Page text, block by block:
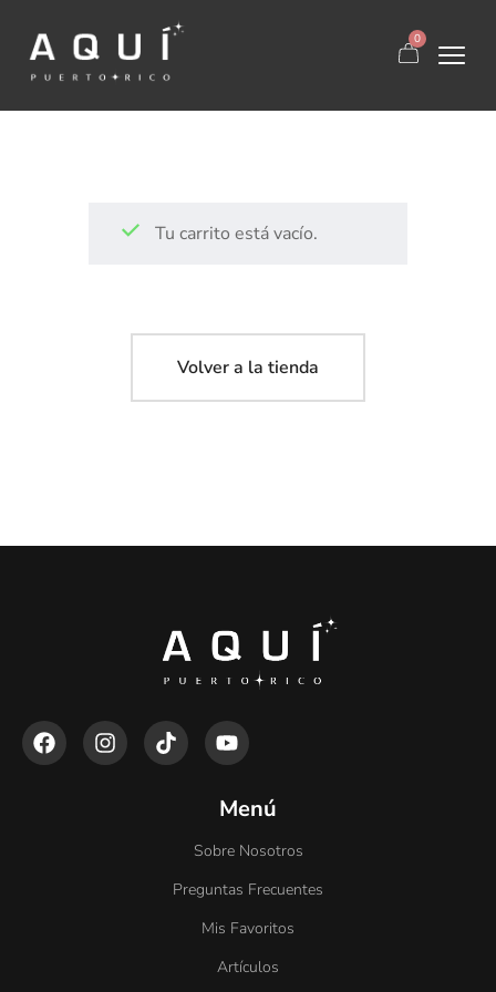
0
Tu carrito está vacío.
Volver a la tienda
Menú
Sobre Nosotros
Preguntas Frecuentes
Mis Favoritos
Artículos